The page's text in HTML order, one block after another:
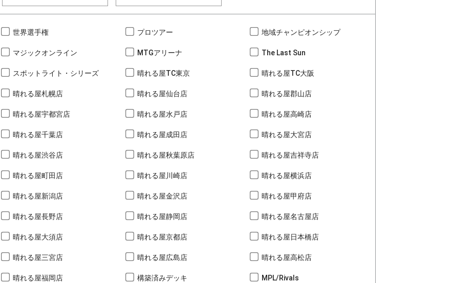
世界選手権 プロツアー 地域チャンピオンシップ
マジックオンライン MTGアリーナ The Last Sun
スポットライト・シリーズ 晴れる屋TC東京 晴れる屋TC大阪
晴れる屋札幌店 晴れる屋仙台店 晴れる屋郡山店
晴れる屋宇都宮店 晴れる屋水戸店 晴れる屋高崎店
晴れる屋千葉店 晴れる屋成田店 晴れる屋大宮店
晴れる屋渋谷店 晴れる屋秋葉原店 晴れる屋吉祥寺店
晴れる屋町田店 晴れる屋川崎店 晴れる屋横浜店
晴れる屋新潟店 晴れる屋金沢店 晴れる屋甲府店
晴れる屋長野店 晴れる屋静岡店 晴れる屋名古屋店
晴れる屋大須店 晴れる屋京都店 晴れる屋日本橋店
晴れる屋三宮店 晴れる屋広島店 晴れる屋高松店
晴れる屋福岡店 構築済みデッキ MPL/Rivals